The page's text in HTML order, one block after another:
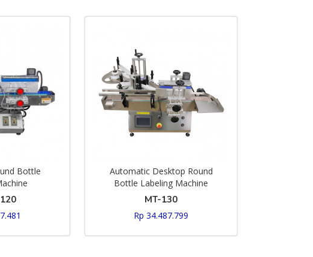
Bottle
Automatic Desktop Round
Bottle Labeling Machine
MT-130
Rp 34.487.799